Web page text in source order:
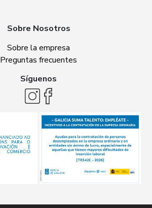
Sobre Nosotros
Sobre la empresa
Preguntas frecuentes
Síguenos